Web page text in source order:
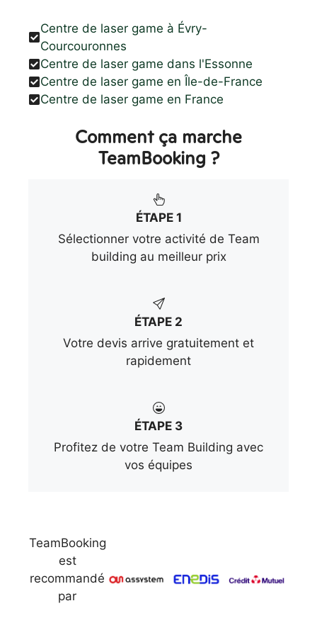
Centre de laser game à Évry-
Courcouronnes
Centre de laser game dans l'Essonne
Centre de laser game en Île-de-France
Centre de laser game en France
Comment ça marche
TeamBooking ?
ÉTAPE 1
Sélectionner votre activité de Team
building au meilleur prix
ÉTAPE 2
Votre devis arrive gratuitement et
rapidement
ÉTAPE 3
Profitez de votre Team Building avec
vos équipes
TeamBooking
est
recommandé
par